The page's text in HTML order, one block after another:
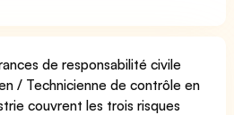
de responsabilité civile
/ Technicienne de contrôle en
couvrent les trois risques